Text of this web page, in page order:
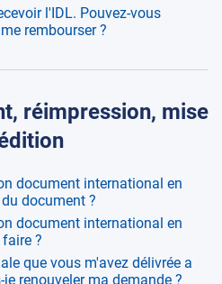
l'IDL. Pouvez-vous
rembourser ?
réimpression, mise
document international en
document ?
document international en
?
que vous m'avez délivrée a
renouveler ma demande ?